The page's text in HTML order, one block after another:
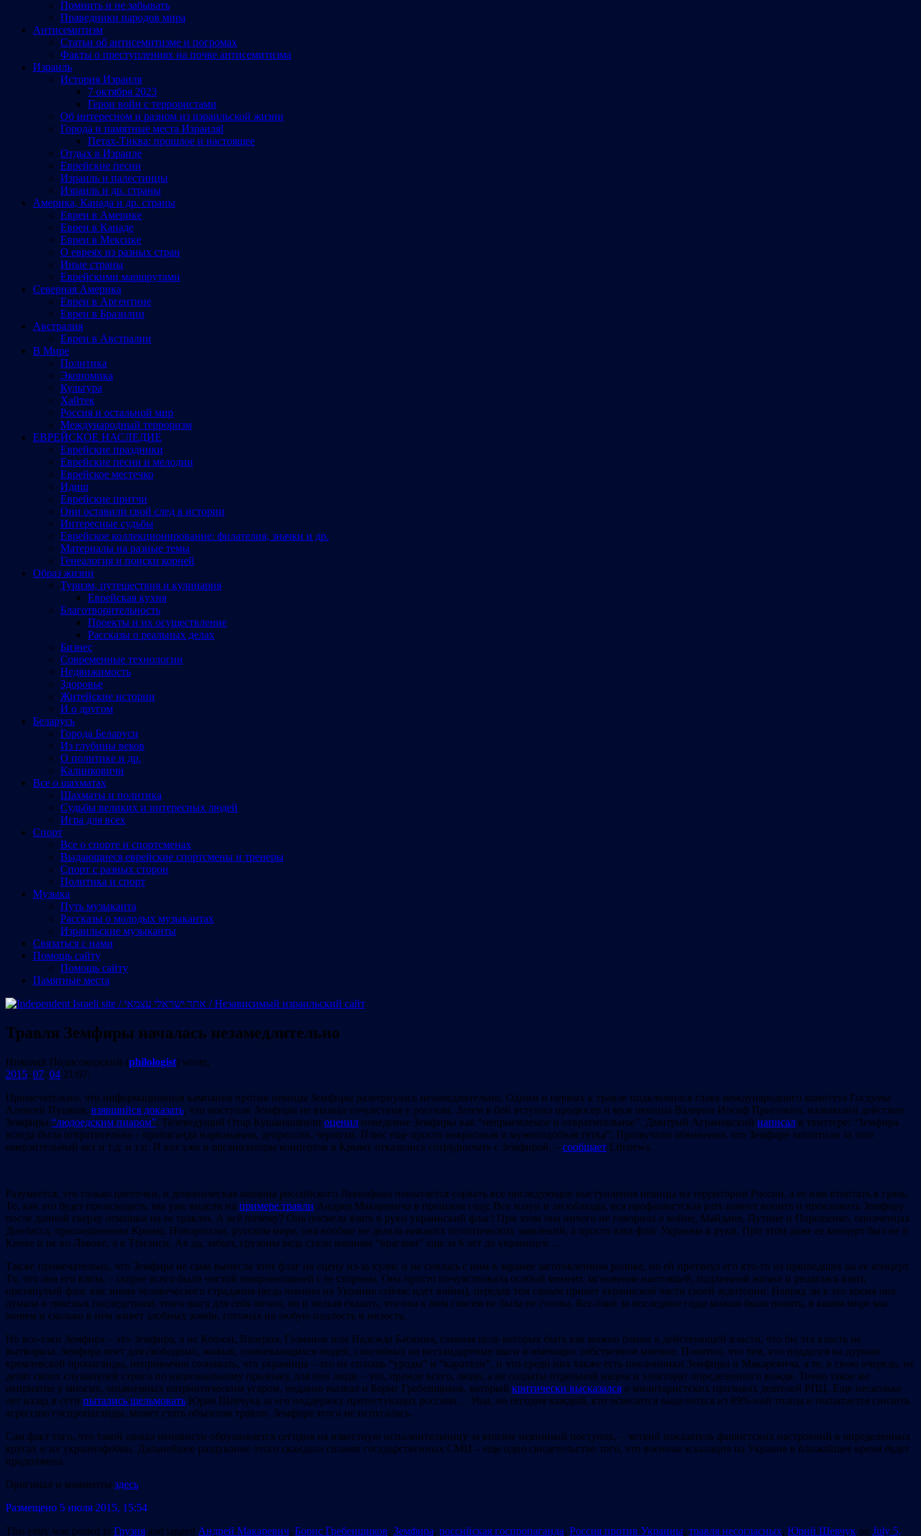
Помнить и не забывать
Праведники народов мира
Антисемитизм
Статьи об антисемитизме и погромах
Факты о преступлениях на почве антисемитизма
Израиль
История Израиля
7 октября 2023
Герои войн с террористами
Об интересном и разном из израильской жизни
Города и памятные места Израиляl
Петах-Тиква: прошлое и настоящее
Отдых в Израиле
Еврейские песни
Израиль и палестинцы
Израиль и др. страны
Америка, Канада и др. страны
Евреи в Америке
Евреи в Канаде
Евреи в Мексике
О евреях из разных стран
Иные страны
Еврейскими маршрутами
Северная Америка
Евреи в Аргентине
Евреи в Бразилии
Австралия
Евреи в Австралии
В Мире
Политика
Экономика
Культура
Хайтек
Россия и остальной мир
Международный терроризм
ЕВРЕЙСКОЕ НАСЛЕДИЕ
Еврейские праздники
Еврейские песни и мелодии
Еврейское местечко
Идиш
Еврейские притчи
Они оставили свой след в истории
Интересные судьбы
Еврейское коллекционирование: филателия, значки и др.
Материалы на разные темы
Генеалогия и поиски корней
Образ жизни
Туризм, путешествия и кулинария
Еврейская кухня
Благотворительность
Проекты и их осуществление
Рассказы о реальных делах
Бизнес
Современные технологии
Недвижимость
Здоровье
Житейские истории
И о другом
Беларусь
Города Беларуси
Из глубины веков
О политике и др.
Калинковичи
Все о шахматах
Шахматы и политика
Судьбы великих и интересных людей
Игра для всех
Спорт
Все о спорте и спортсменах
Выдающиеся еврейские спортсмены и тренеры
Спорт с разных сторон
Политика и спорт
Музыка
Путь музыканта
Рассказы о молодых музыкантах
Израильские музыканты
Cвязаться с нами
Помощь сайту
Помощь сайту
Памятные места
Травля Земфиры началась незамедлительно
Николай Подосокорский (philologist) wrote,
2015–07–04 21:07:
Примечательно, что информационная кампания против певицы Земфиры развернулась незамедлительно. Одним и первых к травле подключился глава международного комитета Госдумы
Алексей Пушков, взявшийся доказать, что поступок Земфиры не вызвал сочувствия у россиян. Затем в бой вступил продюсер и муж певицы Валерии Иосиф Пригожин, назвавший действие
Земфиры “людоедским пиаром”. Телеведущий Отар Кушанашвили оценил поведение Земфиры как “неприемлемое и отвратительное”. Дмитрий Аграновский написал в твиттере: “Земфира
всегда была отвратительна – пропаганда наркомании, депрессии, чернухи. Плюс еще просто некрасивая и мужеподобная тетка”. Прозвучали обвинения, что Земфире заплатили за этот
омерзительный акт и т.д. и т.п. И вот уже и организаторы концертов в Крыму отказались сотрудничать с Земфирой, – сообщает Lifenews.
Разумеется, это только цветочки, и демоническая машина российского Левиафана попытается сорвать все последующие выступления певицы на территории России, а ее имя втоптать в грязь.
То, как это будет происходить, мы уже видели на примере травли Андрея Макаревича в прошлом году. Все холуи и лизоблюды, вся профашистская рать начнет вопить и проклинать Земфиру
после данной сверху отмашки на ее травлю. А всё почему? Она посмела взять в руки украинский флаг! При этом она ничего не говорила о войне, Майдане, Путине и Порошенко, ополченцах
Донбасса, присоединении Крыма, Новороссии, русском мире, она вообще не делала никаких политических заявлений, а просто взял флаг Украины в руки. При этом даже ее концерт был не в
Киеве и не во Львове, а в Тбилиси. Ах да, забыл, грузины ведь стали нашими “врагами” еще за 6 лет до украинцев…
Также примечательно, что Земфира не сама вынесла этот флаг на сцену из-за кулис и не снялась с ним в заранее заготовленном ролике, но ей протянул его кто-то из пришедших на ее концерт.
То, что она его взяла, – скорее всего было чистой импровизацией с ее стороны. Она просто почувствовала особый момент, мгновение настоящей, подлинной жизни и решилась взять
протянутый флаг как знамя человеческого страдания (ведь именно на Украине сейчас идет война), передав тем самым привет украинской части своей аудитории. Навряд ли в это время она
думала о тяжелых последствиях этого шага для себя лично, но и нельзя сказать, что она к ним совсем не была не готова. Все-таки за последние годы можно было понять, в каком мире мы
живем и сколько в нем живет злобных зомби, готовых на любую подлость и низость.
Но все-таки Земфира – это Земфира, а не Кобзон, Валерия, Газманов или Надежда Бабкина, главная цель которых быть как можно ближе к действующей власти, что бы эта власть не
вытворяла. Земфира поет для свободных, живых, сомневающихся людей, способных на нестандартные шаги и имеющих собственное мнение. Понятно, что тем, кто поддался на дурман
кремлевской пропаганды, непривычно сознавать, что украинцы – это не сплошь “уроды” и “каратели”, и что среди них также есть поклонники Земфиры и Макаревича, а те, в свою очередь, не
делят своих слушателей строго по национальному признаку, для них люди – это, прежде всего, люди, а не солдаты отдельной нации и электорат определенного вождя. Точно такое же
неприятие у многих, опьяненных патриотическим угаром, недавно вызвал и Борис Гребенщиков, который критически высказался о милитаристских призывах деятелей РПЦ. Еще несколько
лет назад в сети пытались шельмовать Юрия Шевчука за его поддержку протестующих россиян… Увы, но сегодня каждый, кто осмелится выделиться из 89%-ной толпы и попытается снизить
агрессию госпропаганды, может стать объектом травли. Земфира этого не испугалась.
Сам факт того, что такой шквал ненависти обрушивается сегодня на известную исполнительницу за вполне невинный поступок, – четкий показатель фашистских настроений в определенных
кругах и их украинофобии. Дальнейшее раздувание этого скандала силами государственных СМИ – еще одно свидетельство того, что военная эскалация на Украине в ближайшее время будет
продолжена.
Оригинал и комменты здесь
Размещено 5 июля 2015, 15:54
This entry was posted in Грузия and tagged Андрей Макаревич, Борис Гребенщиков, Земфира, российская госпропаганда, Россия против Украины, травля несогласных, Юрий Шевчук on July 5,